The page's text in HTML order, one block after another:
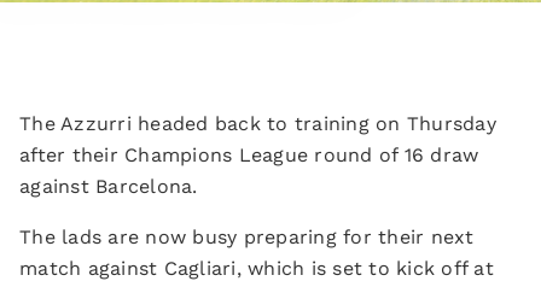
The Azzurri headed back to training on Thursday
after their Champions League round of 16 draw
against Barcelona.
The lads are now busy preparing for their next
match against Cagliari, which is set to kick off at